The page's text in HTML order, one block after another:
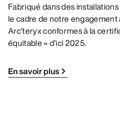
Fabriqué dans des
le cadre de notre
Arc’teryx conformes à la
équitable » d’ici 2025.
En savoir plus